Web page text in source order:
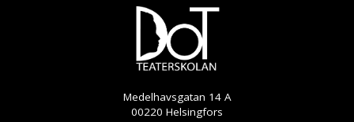
Medelhavsgatan 14 A
00220 Helsingfors